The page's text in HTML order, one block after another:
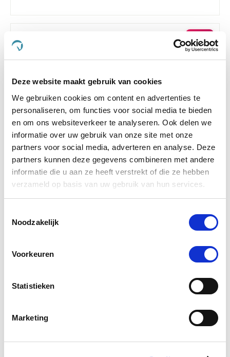
Deze website maakt gebruik van cookies
We gebruiken cookies om content en advertenties te
personaliseren, om functies voor social media te bieden
en om ons websiteverkeer te analyseren. Ook delen we
informatie over uw gebruik van onze site met onze
partners voor social media, adverteren en analyse. Deze
partners kunnen deze gegevens combineren met andere
informatie die u aan ze heeft verstrekt of die ze hebben
verzameld op basis van uw gebruik van hun services.
Noodzakelijk
Voorkeuren
Statistieken
Marketing
-5 %
4.0
star
rating
10 Beoordelingen
Phytonics Strezz 50 ml
-5 %